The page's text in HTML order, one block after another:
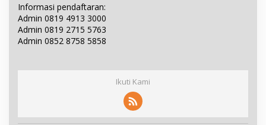
Informasi pendaftaran:
Admin 0819 4913 3000
Admin 0819 2715 5763
Admin 0852 8758 5858
Ikuti Kami